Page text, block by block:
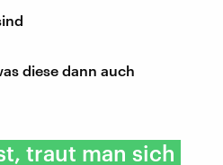
diese dann auch
traut man sich